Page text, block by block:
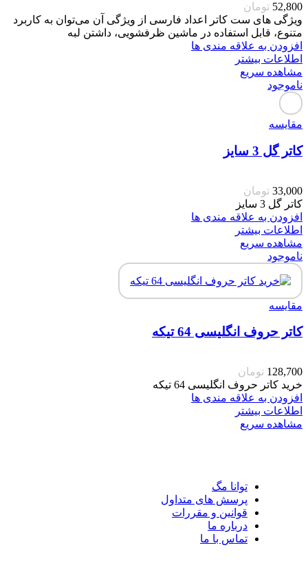
52,800 تومان
ویژگی های ست کاتر اعداد فارسی از ویژگی آن می‌توان به کاربرد
متنوع، قابل استفاده در ماشین ظرفشویی، داشتن لبه
افزودن به علاقه مندی ها
اطلاعات بیشتر
مشاهده سریع
ناموجود
مقایسه
کاتر گل 3 سایز
33,000 تومان
کاتر گل 3 سایز
افزودن به علاقه مندی ها
اطلاعات بیشتر
مشاهده سریع
ناموجود
مقایسه
کاتر حروف انگلیسی 64 تیکه
128,700 تومان
خرید کاتر حروف انگلیسی 64 تیکه
افزودن به علاقه مندی ها
اطلاعات بیشتر
مشاهده سریع
توانا مگ
پرسش های متداول
قوانین و مقررات
درباره ما
تماس با ما